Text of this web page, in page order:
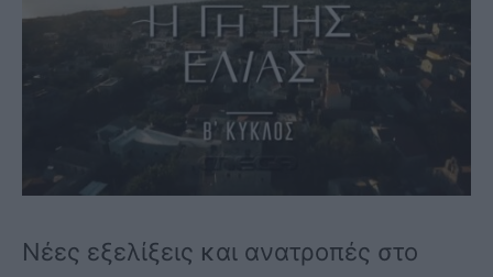
Νέες εξελίξεις και ανατροπές στο